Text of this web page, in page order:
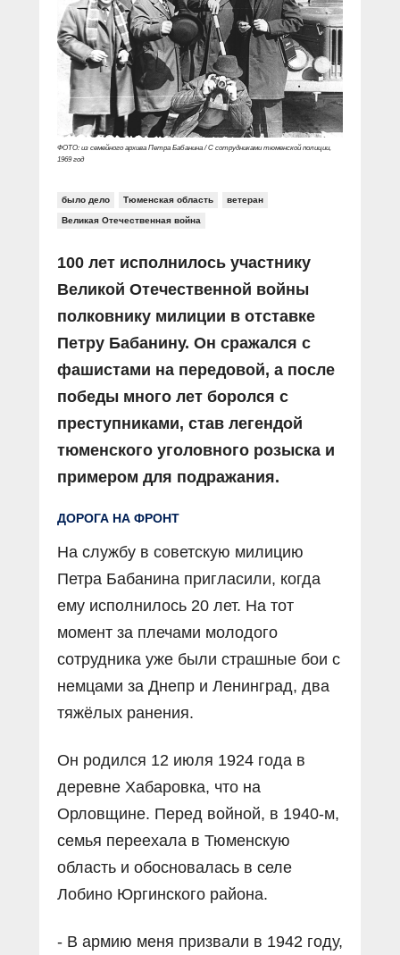
Социальные ролики
Документальные фильмы
Прямой разговор
В знании сила
Специальный репортаж
КиберПОСТОВОЙ
Газета «Щит и меч»
Журнал «Полиция России»
О ПОРТАЛЕ
Контакты
Вакансии
ФОТО: из семейного архива Петра Бабанина / С сотрудниками тюменской полиции,
1969 год
было дело Тюменская область ветеран
Великая Отечественная война
100 лет исполнилось участнику
Великой Отечественной войны
полковнику милиции в отставке
Петру Бабанину. Он сражался с
фашистами на передовой, а после
победы много лет боролся с
преступниками, став легендой
тюменского уголовного розыска и
примером для подражания.
ДОРОГА НА ФРОНТ
На службу в советскую милицию
Петра Бабанина пригласили, когда
ему исполнилось 20 лет. На тот
момент за плечами молодого
сотрудника уже были страшные бои с
немцами за Днепр и Ленинград, два
тяжёлых ранения.
Он родился 12 июля 1924 года в
деревне Хабаровка, что на
Орловщине. Перед войной, в 1940-м,
семья переехала в Тюменскую
область и обосновалась в селе
Лобино Юргинского района.
- В армию меня призвали в 1942 году,